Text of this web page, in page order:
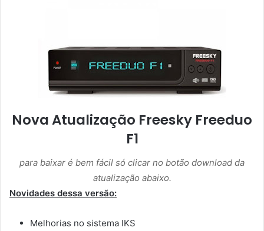
i
Nova Atualização Freesky Freeduo
F1
para baixar é bem fácil só clicar no botão download da
atualização abaixo.
Novidades dessa versão:
Melhorias no sistema IKS